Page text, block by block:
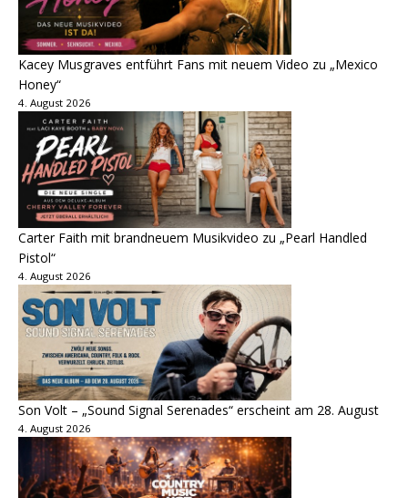
Kacey Musgraves entführt Fans mit neuem Video zu „Mexico
Honey“
4. August 2026
Carter Faith mit brandneuem Musikvideo zu „Pearl Handled
Pistol“
4. August 2026
Son Volt – „Sound Signal Serenades“ erscheint am 28. August
4. August 2026